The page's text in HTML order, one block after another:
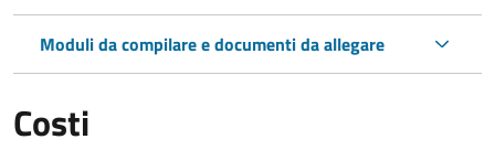
Moduli da compilare e documenti da allegare
Costi